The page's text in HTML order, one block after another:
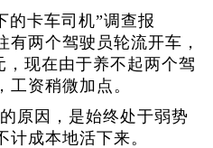
的卡车司机”调查报
两个驾驶员轮流开车，
，现在由于养不起两个驾
资稍微加点。
原因，是始终处于弱势
成本地活下来。